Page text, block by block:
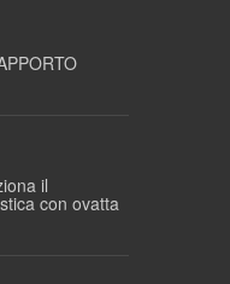
il
con ovatta